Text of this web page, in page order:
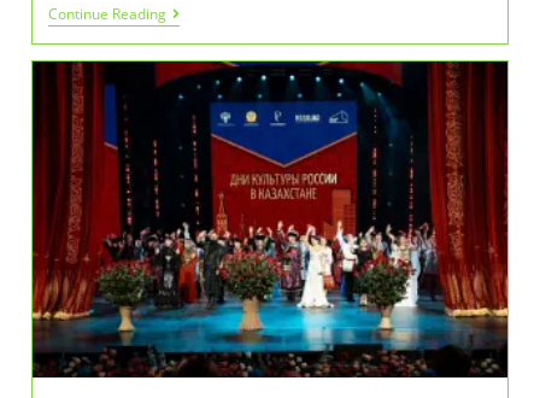
Continue Reading«AMANAT»
Партиясында
«Кітап
Оқитын
Ұлт»
Жобасының
Жеңімпаздары
Марапатталды